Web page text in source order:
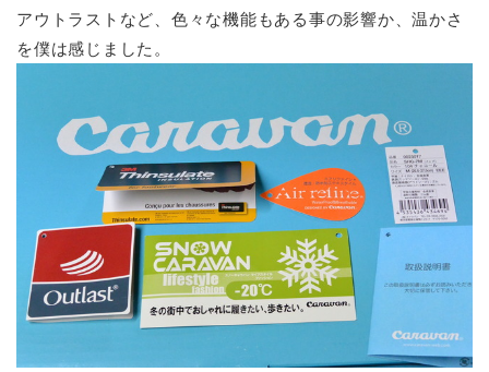
アウトラストなど、色々な機能もある事の影響か、温かさ
を僕は感じました。